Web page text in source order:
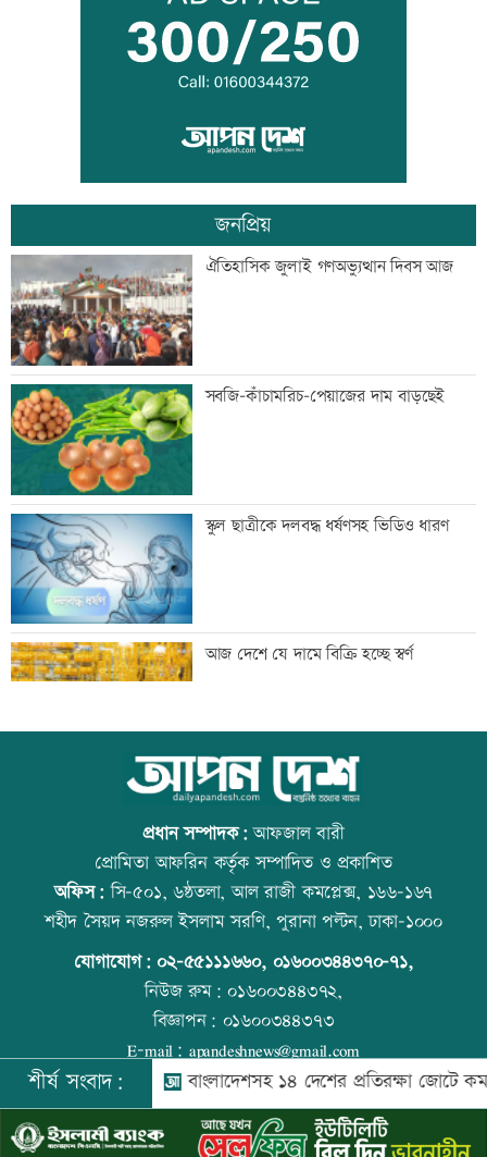
আটক
গুরুত্বপূর্ণ ব্যক্তিদের নিয়ে অপপ্রচারের বিরুদ্ধে
সতর্ক করল পুলিশ
নিরাপত্তা পেলে দেশে ফিরতে চান সাকিব
সাকিবের দেশে ফেরার সুযোগ নেই: ক্রীড়া
প্রতিমন্ত্রী
শিল্পকলায় বিনামূল্যে ৬ সিনেমা দেখা যাবে
দিল্লিতে শেখ হাসিনার বক্তব্যে ভারতের সমর্থন
নেই: রণধীর জয়সওয়াল
দেশে ফিরলেন আরও ৩৪০ লিবিয়া প্রবাসী
দুর্নীতির বিরুদ্ধে কঠোর অবস্থান নিতে হবে:
প্রতিমন্ত্রী নুর
দল ভারী করতে আ’লীগকে রাজনীতি করতে
দেয়া উচিত নয়: ডা. শফিকুর রহমান
জনপ্রিয়
ঐতিহাসিক জুলাই গণঅভ্যুত্থান দিবস আজ
সবজি-কাঁচামরিচ-পেয়াজের দাম বাড়ছেই
স্কুল ছাত্রীকে দলবদ্ধ ধর্ষণসহ ভিডিও ধারণ
আজ দেশে যে দামে বিক্রি হচ্ছে স্বর্ণ
আজ বিশ্ব বন্ধু দিবস
প্রতিমন্ত্রীকে ঘিরে ভাইরাল ভিডিওতে ছবি
জুড়ে অপপ্রচার: এলিন
কোরআন-হাদিসে নামাজ না পড়ার শাস্তি
প্রধান সম্পাদক:আফজাল বারী
প্রোমিতা আফরিন কর্তৃক সম্পাদিত ও প্রকাশিত
অফিস:সি-৫০১, ৬ষ্ঠতলা, আল রাজী কমপ্লেক্স, ১৬৬-১৬৭
শহীদ সৈয়দ নজরুল ইসলাম সরণি, পুরানা পল্টন, ঢাকা-১০০০
যোগাযোগ: ০২-৫৫১১১৬৬০, ০১৬০০৩৪৪৩৭০-৭১,
নিউজ রুম:০১৬০০৩৪৪৩৭২,
বিজ্ঞাপন: ০১৬০০৩৪৪৩৭৩
E-mail: apandeshnews@gmail.com
©২০২৬ |আপন দেশ ডটকমকর্তৃক সর্বসত্ব ® সংরক্ষিত | উন্নয়নে
ইমিথমেকারস.কম
শীর্ষ সংবাদ: বাংলাদেশসহ ১৪ দেশের প্রতিরক্ষা জোটে কমান্ডার